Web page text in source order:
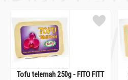
Tofu telemah 250g - FITO FITT